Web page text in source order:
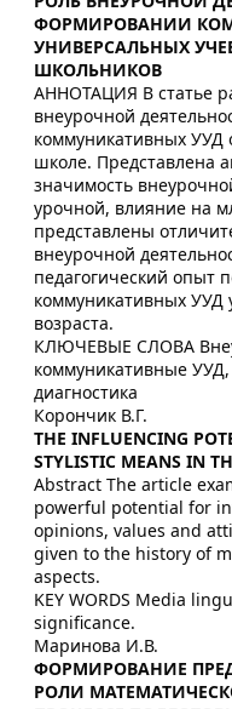
ФОРМИРОВАНИИ
УНИВЕРСАЛЬНЫХ
ШКОЛЬНИКОВ
АННОТАЦИЯ В статье
внеурочной
коммуникативных
школе. Представлена
значимость
урочной, влияние на
представлены
внеурочной
педагогический опыт
коммуникативных УУД
возраста.
КЛЮЧЕВЫЕ СЛОВА
коммуникативные УУД,
диагностика
Корончик В.Г.
THE INFLUENCING
STYLISTIC MEANS IN
Abstract The article
powerful potential for
opinions, values and
given to the history of
aspects.
KEY WORDS Media
significance.
Маринова И.В.
ФОРМИРОВАНИЕ
РОЛИ